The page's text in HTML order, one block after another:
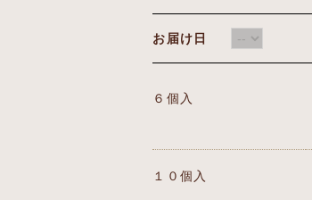
お届け日
６個入
１０個入